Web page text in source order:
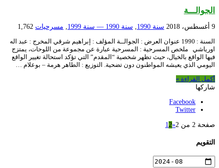
الجوالـــة
9 أغسطس، 2018 سنة 1990 , سنة 1990 — سنة 1999 , مسرحيات 1,762
السنة : 1990 عنوان العرض : الجوالــة المؤلف : إبراهيم شرقي المخرج : عبد اله
اورياشي ملخص المسرحية : المسرحية عبارة عن مجموعة من اللوحات، يمتزج
فيها الواقع بالخيال، حيث تظهر شخصية “المقدم” التي تؤكد استحالة تغيير الواقع
اليومي الذي يعيشه المواطنون دون تضحية. التوزيع : الطاهر هرمة – بوعلام …
أكمل القراءة »
شاركها
Facebook
Twitter
صفحة 2 من 2 «
12
التقويم